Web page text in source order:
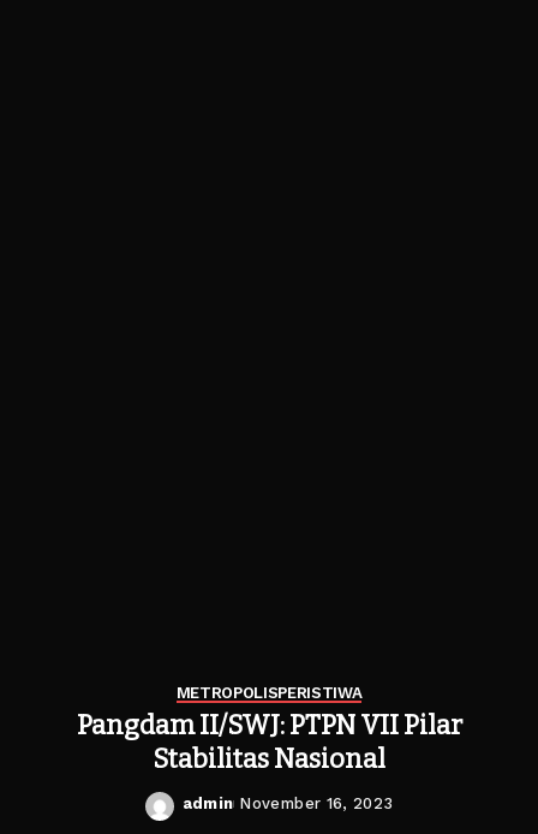
METROPOLISPERISTIWA
Pangdam II/SWJ: PTPN VII Pilar
Stabilitas Nasional
Posted
admin November 16, 2023